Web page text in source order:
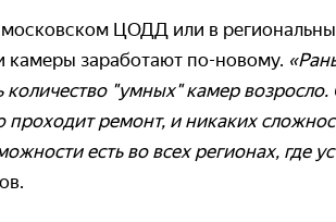
московском ЦОДД или в
камеры заработают по-новому.
количество "умных"камер
ремонт, и никаких
есть во всех регионах, где